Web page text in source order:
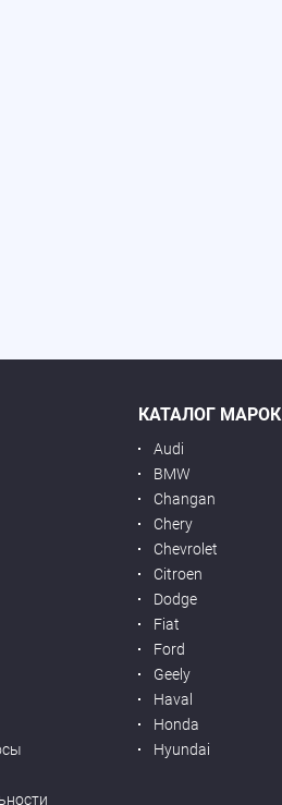
КАТАЛОГ МАРОК
Audi
BMW
Changan
Chery
Chevrolet
Citroen
Dodge
Fiat
Ford
Geely
Haval
Honda
Hyundai